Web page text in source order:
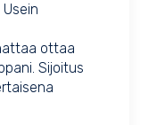
ottaa
Sijoitus